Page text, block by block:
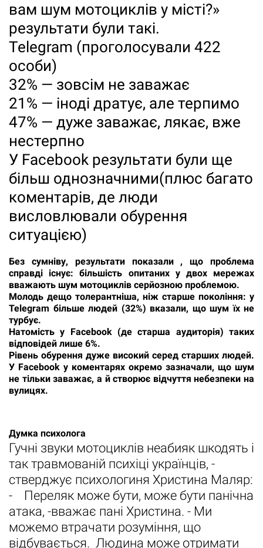
вам шум мотоциклів у місті?»
результати були такі.
Telegram (проголосували 422
особи)
32% — зовсім не заважає
21% — іноді дратує, але терпимо
47% — дуже заважає, лякає, вже
нестерпно
У Facebook результати були ще
більш однозначними(плюс багато
коментарів, де люди
висловлювали обурення
ситуацією)
Без сумніву, результати показали , що проблема
справді існує: більшість опитаних у двох мережах
вважають шум мотоциклів серйозною проблемою.
Молодь дещо толерантніша, ніж старше покоління: у
Telegram більше людей (32%) вказали, що шум їх не
турбує.
Натомість у Facebook (де старша аудиторія) таких
відповідей лише 6%.
Рівень обурення дуже високий серед старших людей.
У Facebook у коментарях окремо зазначали, що шум
не тільки заважає, а й створює відчуття небезпеки на
вулицях.
Думка психолога
Гучні звуки мотоциклів неабияк шкодять і
так травмованій психіці українців, -
стверджує психологиня Христина Маляр:
- Переляк може бути, може бути панічна
атака, -вважає пані Христина. - Ми
можемо втрачати розуміння, що
відбувається. Людина може отримати